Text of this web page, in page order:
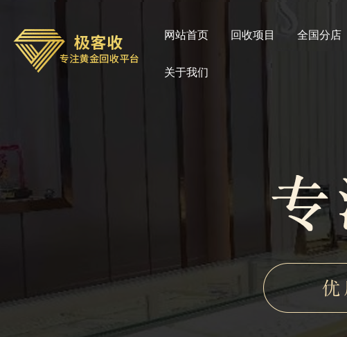
网站首页 回收项目 全国分店
关于我们